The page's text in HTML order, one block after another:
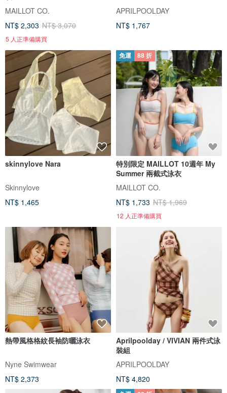
MAILLOT CO.
NT$ 2,303 NT$ 3,070
5 人正準備購買
APRILPOOLDAY
NT$ 1,767
skinnylove Nara
Skinnylove
NT$ 1,465
免運 88 折
特別限定 MAILLOT 10週年 My
Summer 兩截式泳衣
MAILLOT CO.
NT$ 1,733 NT$ 1,969
12 人正準備購買
熱帶風格格紋長袖防曬泳衣
Nyne Swimwear
NT$ 2,373
Aprilpoolday / VIVIAN 兩件式泳
裝組
APRILPOOLDAY
NT$ 4,820